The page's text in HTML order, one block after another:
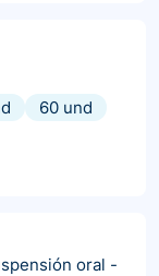
60 und
oral -